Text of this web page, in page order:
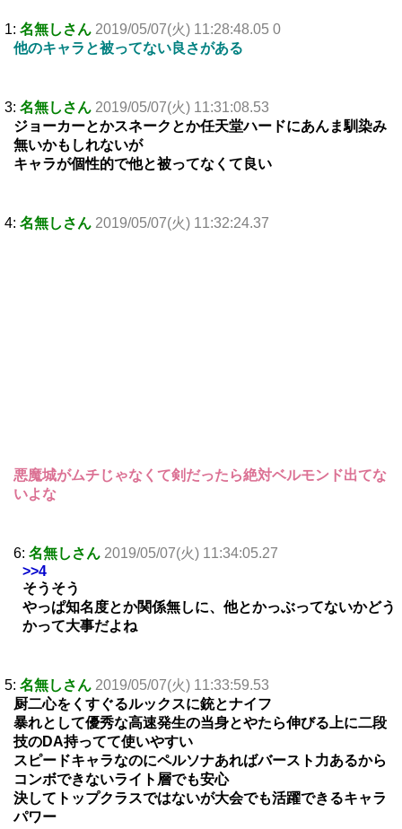
1: 名無しさん 2019/05/07(火) 11:28:48.05 0
他のキャラと被ってない良さがある
3: 名無しさん 2019/05/07(火) 11:31:08.53
ジョーカーとかスネークとか任天堂ハードにあんま馴染み
無いかもしれないが
キャラが個性的で他と被ってなくて良い
4: 名無しさん 2019/05/07(火) 11:32:24.37
悪魔城がムチじゃなくて剣だったら絶対ベルモンド出てな
いよな
6: 名無しさん 2019/05/07(火) 11:34:05.27
>>4
そうそう
やっぱ知名度とか関係無しに、他とかっぶってないかどう
かって大事だよね
5: 名無しさん 2019/05/07(火) 11:33:59.53
厨二心をくすぐるルックスに銃とナイフ
暴れとして優秀な高速発生の当身とやたら伸びる上に二段
技のDA持ってて使いやすい
スピードキャラなのにペルソナあればバースト力あるから
コンボできないライト層でも安心
決してトップクラスではないが大会でも活躍できるキャラ
パワー